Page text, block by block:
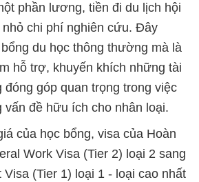
phần lương, tiền đi du lịch hội
nhỏ chi phí nghiên cứu. Đây
du học thông thường mà là
hỗ trợ, khuyến khích những tài
đóng góp quan trọng trong việc
vấn đề hữu ích cho nhân loại.
của học bổng, visa của Hoàn
Work Visa (Tier 2) loại 2 sang
Visa (Tier 1) loại 1 - loại cao nhất